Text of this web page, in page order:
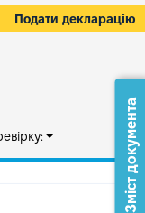
Подати декларацію
Зміст документа